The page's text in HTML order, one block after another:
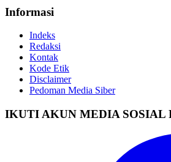
Informasi
Indeks
Redaksi
Kontak
Kode Etik
Disclaimer
Pedoman Media Siber
IKUTI AKUN MEDIA SOSIAL